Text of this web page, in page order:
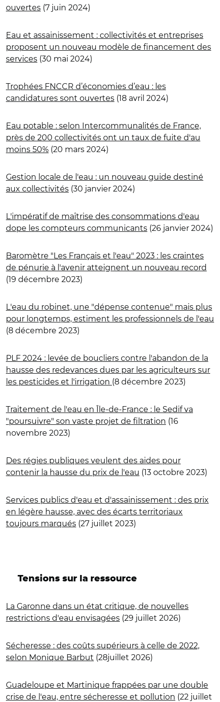
ouvertes (7 juin 2024)
Eau et assainissement : collectivités et entreprises
proposent un nouveau modèle de financement des
services (30 mai 2024)
Trophées FNCCR d’économies d’eau : les
candidatures sont ouvertes (18 avril 2024)
Eau potable : selon Intercommunalités de France,
près de 200 collectivités ont un taux de fuite d'au
moins 50% (20 mars 2024)
Gestion locale de l'eau : un nouveau guide destiné
aux collectivités (30 janvier 2024)
L'impératif de maîtrise des consommations d'eau
dope les compteurs communicants (26 janvier 2024)
Baromètre "Les Français et l'eau" 2023 : les craintes
de pénurie à l'avenir atteignent un nouveau record
(19 décembre 2023)
L'eau du robinet, une "dépense contenue" mais plus
pour longtemps, estiment les professionnels de l'eau
(8 décembre 2023)
PLF 2024 : levée de boucliers contre l'abandon de la
hausse des redevances dues par les agriculteurs sur
les pesticides et l'irrigation (8 décembre 2023)
Traitement de l'eau en Île-de-France : le Sedif va
"poursuivre" son vaste projet de filtration (16
novembre 2023)
Des régies publiques veulent des aides pour
contenir la hausse du prix de l'eau (13 octobre 2023)
Services publics d'eau et d'assainissement : des prix
en légère hausse, avec des écarts territoriaux
toujours marqués (27 juillet 2023)
Tensions sur la ressource
La Garonne dans un état critique, de nouvelles
restrictions d'eau envisagées (29 juillet 2026)
Sécheresse : des coûts supérieurs à celle de 2022,
selon Monique Barbut (28juillet 2026)
Guadeloupe et Martinique frappées par une double
crise de l'eau, entre sécheresse et pollution (22 juillet